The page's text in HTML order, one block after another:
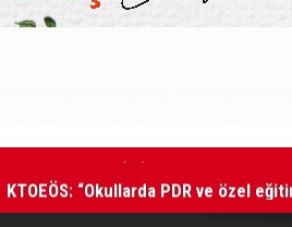
KTOEÖS: “Okullarda PDR ve özel